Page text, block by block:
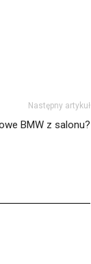
Następny artykuł
BMW z salonu?